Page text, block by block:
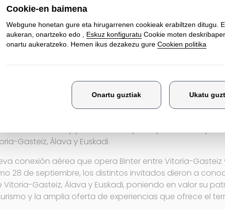
el 16 de junio su programa matinal desde Vitoria-
emitió el 16 de junio una edición especial de su
Kora Green City y contó con la participación de
Gasteiz, Álava y Euskadi.
conexión aérea que opera Binter entre Vitoria-Gasteiz
28 de septiembre, los distintos invitados dieron a
Gasteiz, Álava y Euskadi, poniendo en valor su
y la amplia oferta de experiencias que ofrece el